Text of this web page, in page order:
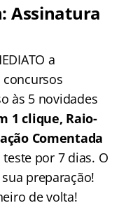
Assinatura
a
às 5 novidades
1 clique, Raio-
Comentada
teste por 7 dias. O
preparação!
de volta!